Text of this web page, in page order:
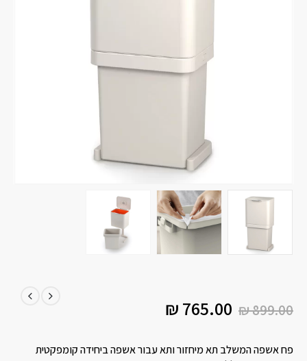
₪899.00
₪ 765.00
פח אשפה המשלב תא מיחזור ותא עבור אשפה ביחידה קומפקטית